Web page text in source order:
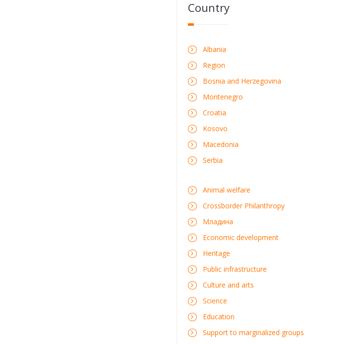
Country
Albania
Region
Bosnia and Herzegovina
Montenegro
Croatia
Kosovo
Macedonia
Serbia
Animal welfare
Crossborder Philanthropy
Mладина
Economic development
Heritage
Public infrastructure
Culture and arts
Science
Education
Support to marginalized groups